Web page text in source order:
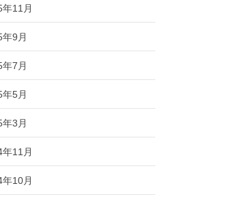
年11月
9月
7月
5月
3月
年11月
年10月